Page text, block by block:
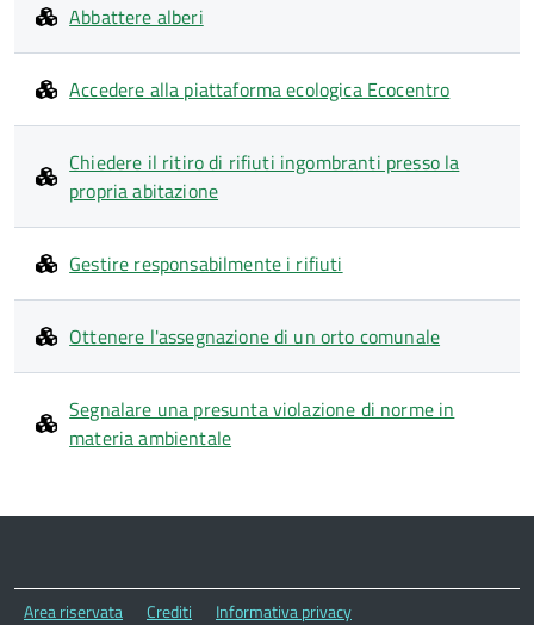
Abbattere alberi
Accedere alla piattaforma ecologica Ecocentro
Chiedere il ritiro di rifiuti ingombranti presso la
propria abitazione
Gestire responsabilmente i rifiuti
Ottenere l'assegnazione di un orto comunale
Segnalare una presunta violazione di norme in
materia ambientale
Area riservata Crediti
Informativa privacy